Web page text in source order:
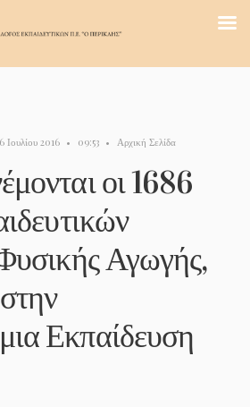
6 Ιουλίου 2016 • 09:53 • Αρχική Σελίδα
οι 1686
Αγωγής,
Εκπαίδευση